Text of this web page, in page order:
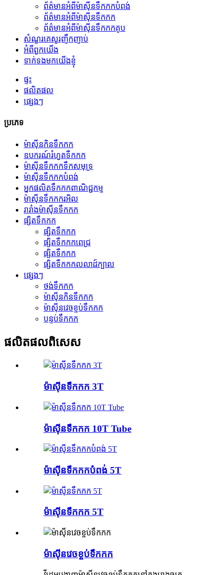
ព័ត៌មានអំពីម៉ាស៊ីនទឹកកកបំពង់
ព័ត៌មានអំពីម៉ាស៊ីនទឹកកក
ព័ត៌មានអំពីម៉ាស៊ីនទឹកកកគូប
សំណួរគេសួរញឹកញាប់
អំពីពួកយើង
ទាក់ទងមកយើងខ្ញុំ
ផ្ទះ
ផលិតផល
ផ្សេងៗ
ប្រភេទ
ម៉ាស៊ីនកិនទឹកកក
ឧបករណ៍រំហួតទឹកកក
ម៉ាស៊ីនទឹកកកទឹកសមុទ្រ
ម៉ាស៊ីនទឹកកកបំពង់
អ្នកផលិតទឹកកកពាណិជ្ជកម្ម
ម៉ាស៊ីនទឹកកករអិល
រារាំងម៉ាស៊ីនទឹកកក
ផ្សិតទឹកកក
ផ្សិតទឹកកក
ផ្សិតទឹកកកពេជ្រ
ផ្សិតទឹកកក
ផ្សិតទឹកកកលលាដ៍ក្បាល
ផ្សេងៗ
ថង់ទឹកកក
ម៉ាស៊ីនកិនទឹកកក
ម៉ាស៊ីនវេចខ្ចប់ទឹកកក
បន្ទប់ទឹកកក
ផលិតផលពិសេស
ម៉ាស៊ីនទឹកកក 3T
ម៉ាស៊ីនទឹកកក 10T Tube
ម៉ាស៊ីនទឹកកកបំពង់ 5T
ម៉ាស៊ីនទឹកកក 5T
ម៉ាស៊ីនវេចខ្ចប់ទឹកកក